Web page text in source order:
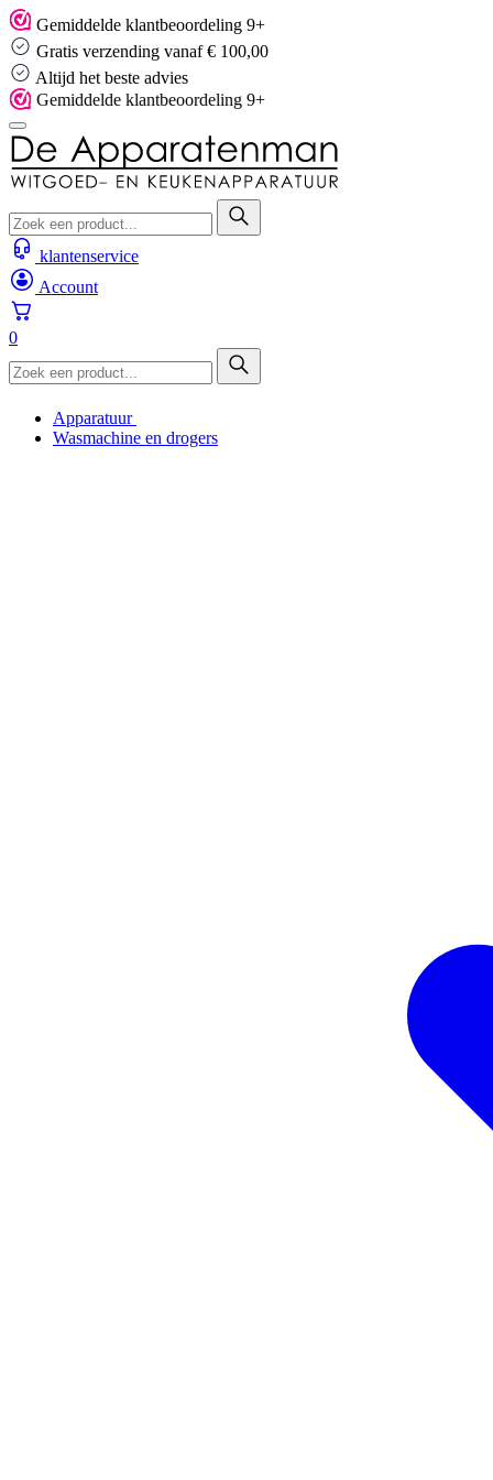
Skip
to
content
Gemiddelde klantbeoordeling 9+
Gratis verzending vanaf € 100,00
Altijd het beste advies
Gemiddelde klantbeoordeling 9+
klantenservice
Account
0
Apparatuur
Wasmachine en drogers